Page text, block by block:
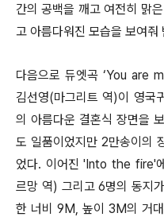
간의 공백을 깨고 여전히 맑
고 아름다워진 모습을 보여줘
다음으로 듀엣곡 ‘You are
김선영(마그리트 역)이 영국
의 아름다운 결혼식 장면을
도 일품이었지만 2만송이의
었다. 이어진 'Into the fire'
르망 역) 그리고 6명의 동지
한 너비 9M, 높이 3M의 거